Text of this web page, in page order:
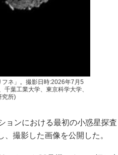
ネ」。撮影日時:2026年7月5
葉工業大学、東京科学大学、
究所)
ョンにおける最初の小惑星探査
撮影した画像を公開した。